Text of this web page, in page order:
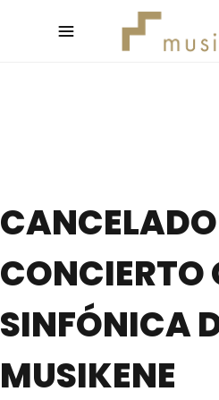
CONCIERTO
SINFÓNICA
MUSIKENE